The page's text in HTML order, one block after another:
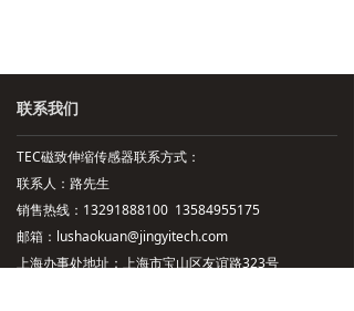
联系我们
TEC磁致伸缩传感器联系方式：
联系人：路先生
销售热线：13291888100 13584955175
邮箱：lushaokuan@jingyitech.com
上海办事处地址：上海市宝山区友谊路323号